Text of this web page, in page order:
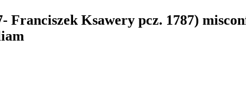
Franciszek Ksawery pcz. 1787)